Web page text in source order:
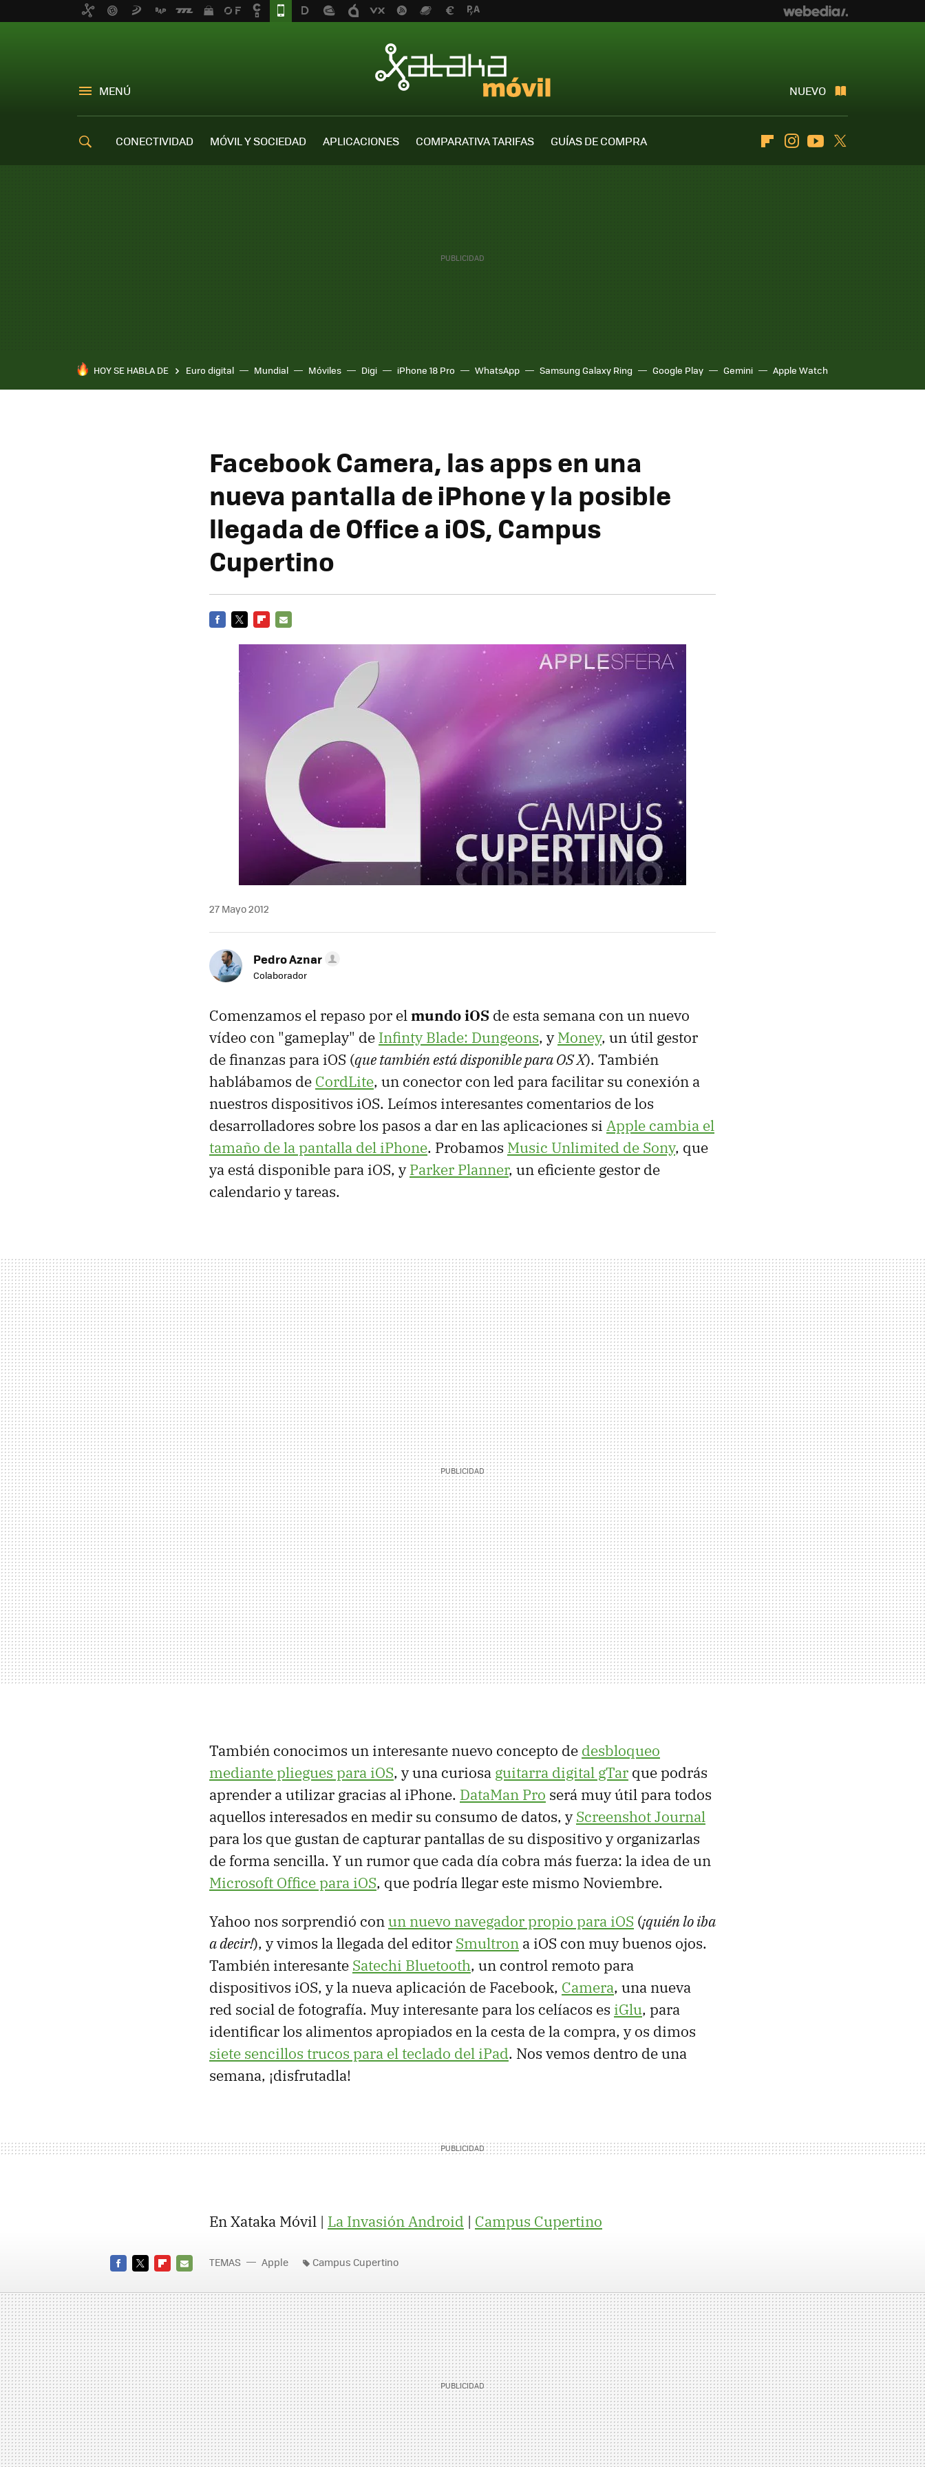
MENÚ NUEVO
CONECTIVIDAD MÓVIL Y SOCIEDAD APLICACIONES COMPARATIVA TARIFAS
GUÍAS DE COMPRA
FlipboardInstagramYoutube
HOY SE HABLA DE Euro digital Mundial Móviles Digi iPhone 18 Pro WhatsApp Samsung Galaxy Ring Google Play Gemini Apple Watch
Facebook Camera, las apps en una
nueva pantalla de iPhone y la posible
llegada de Office a iOS, Campus
Cupertino
MAIL
27 Mayo 2012
Pedro Aznar
Colaborador
Comenzamos el repaso por elmundo iOS de esta semana con un nuevo
vídeo con "gameplay" de Infinty Blade: Dungeons, yMoney, un útil gestor
de finanzas para iOS (que también está disponible para OS X). También
hablábamos de CordLite, un conector con led para facilitar su conexión a
nuestros dispositivos iOS. Leímos interesantes comentarios de los
desarrolladores sobre los pasos a dar en las aplicaciones si Apple cambia el
tamaño de la pantalla del iPhone. Probamos Music Unlimited de Sony, que
ya está disponible para iOS, yParker Planner, un eficiente gestor de
calendario y tareas.
También conocimos un interesante nuevo concepto de desbloqueo
mediante pliegues para iOS, y una curiosa guitarra digital gTar que podrás
aprender a utilizar gracias al iPhone. DataMan Pro será muy útil para todos
aquellos interesados en medir su consumo de datos, yScreenshot Journal
para los que gustan de capturar pantallas de su dispositivo y organizarlas
de forma sencilla. Y un rumor que cada día cobra más fuerza: la idea de un
Microsoft Office para iOS, que podría llegar este mismo Noviembre.
Yahoo nos sorprendió conun nuevo navegador propio para iOS (¡quién lo iba
a decir!), y vimos la llegada del editor Smultron a iOS con muy buenos ojos.
También interesante Satechi Bluetooth, un control remoto para
dispositivos iOS, y la nueva aplicación de Facebook, Camera, una nueva
red social de fotografía. Muy interesante para los celíacos es iGlu, para
identificar los alimentos apropiados en la cesta de la compra, y os dimos
siete sencillos trucos para el teclado del iPad. Nos vemos dentro de una
semana, ¡disfrutadla!
En Xataka Móvil | La Invasión Android | Campus Cupertino
MAIL
TEMAS Apple Campus Cupertino